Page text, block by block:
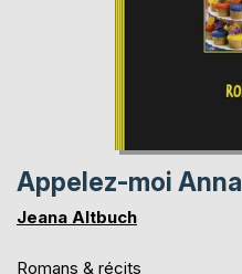
Appelez-moi Anna
Jeana Altbuch
Romans & récits